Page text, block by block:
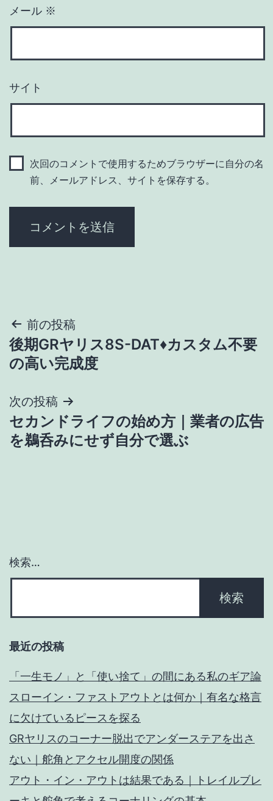
メール ※
サイト
次回のコメントで使用するためブラウザーに自分の名
前、メールアドレス、サイトを保存する。
投
稿
ビ
ゲ
ン
前の投稿
後期GRヤリス8S-DAT♦カスタム不要
の高い完成度
次の投稿
セカンドライフの始め方｜業者の広告
を鵜呑みにせず自分で選ぶ
検索…
最近の投稿
「一生モノ」と「使い捨て」の間にある私のギア論
スローイン・ファストアウトとは何か｜有名な格言
に欠けているピースを探る
GRヤリスのコーナー脱出でアンダーステアを出さ
ない｜舵角とアクセル開度の関係
アウト・イン・アウトは結果である｜トレイルブレ